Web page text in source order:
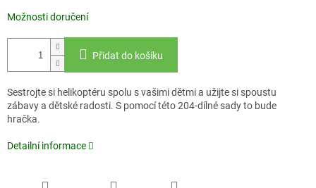
Možnosti doručení
Přidat do košíku
Sestrojte si helikoptéru spolu s vašimi dětmi a užijte si spoustu
zábavy a dětské radosti. S pomocí této 204-dílné sady to bude
hračka.
Detailní informace